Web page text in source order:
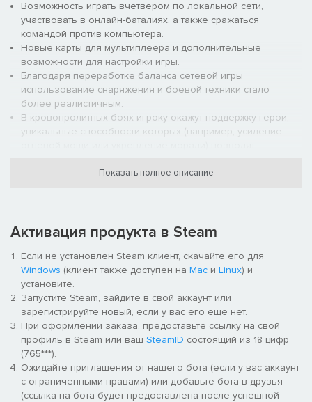
Возможность играть вчетвером по локальной сети,
участвовать в онлайн-баталиях, а также сражаться
командой против компьютера.
Новые карты для мультиплеера и дополнительные
возможности для настройки игры.
Благодаря переработке баланса сетевой игры
использование снаряжения и боевой техники стало
более реалистичным.
В кровопролитных боях игроку окажут поддержку герои,
уникальные способности которых (например, усиление
безнадежной ситуации.
особенностей каждой из сторон конфликта.
Особые возможности, такие как использование танкеток с
бомбами на дистанционном управлении или специальных
видов атак, позволят принимать самые разные
тактические решения.
Благодаря усовершенствованному искусственному
интеллекту даже одну и ту же миссию каждый раз
выполнять придется по-разному.
Широкий выбор регионов ведения боевых действий —
Восточная и Западная Европа, Северная Африка и
бассейн Тихого океана.
Правдоподобная баллистика и новые виды экипировки.
Показать полное описание
Активация продукта в Steam
Если не установлен Steam клиент, скачайте его для
Windows (клиент также доступен на Mac и Linux) и
установите.
Запустите Steam, зайдите в свой аккаунт или
зарегистрируйте новый, если у вас его еще нет.
При оформлении заказа, предоставьте ссылку на свой
профиль в Steam или ваш SteamID состоящий из 18 цифр
(765***).
Ожидайте приглашения от нашего бота (если у вас аккаунт
с ограниченными правами) или добавьте бота в друзья
(ссылка на бота будет предоставлена после успешной